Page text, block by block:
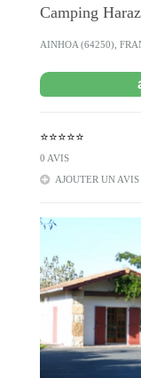
Camping
AINHOA (64250),
⭐⭐⭐⭐⭐
0 AVIS
AJOUTER UN AVIS